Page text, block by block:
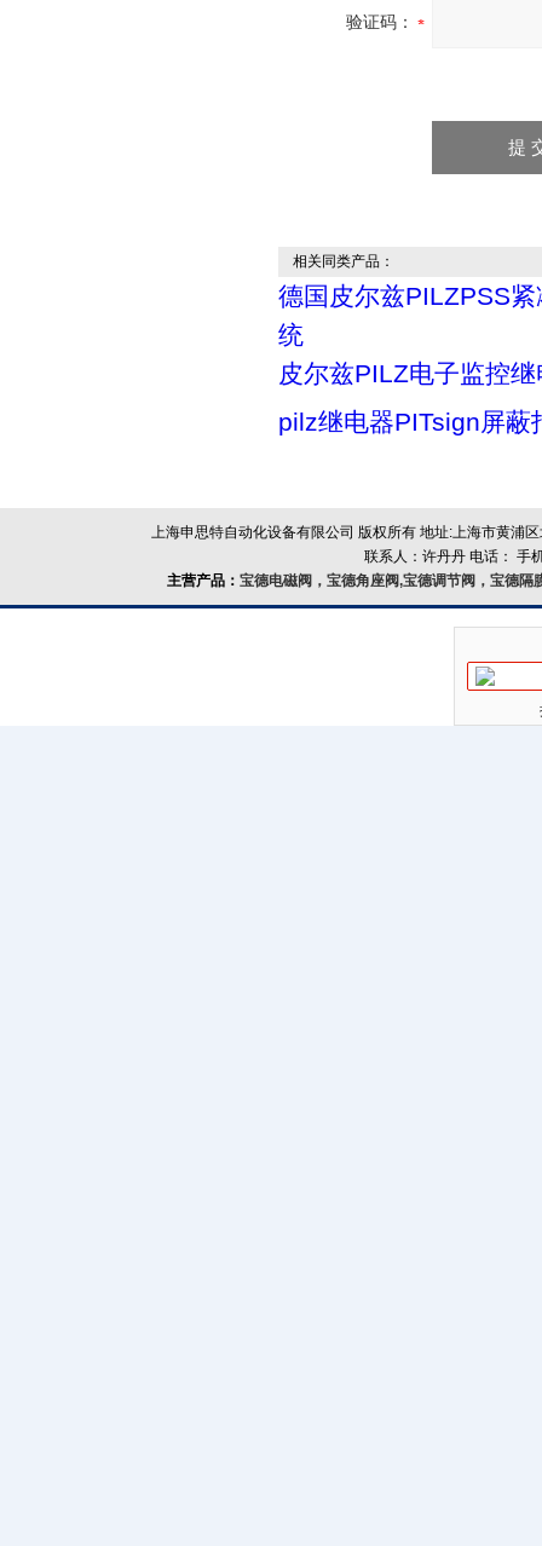
验证码：
相关同类产品：
德国皮尔兹PILZPSS
统
皮尔兹PILZ电子监控
pilz继电器PITsign屏蔽
上海申思特自动化设备有限公司 版权所有 地址:上海市黄浦
联系人：许丹丹 电话： 手
主营产品：宝德电磁阀，宝德角座阀,宝德调节阀，宝德